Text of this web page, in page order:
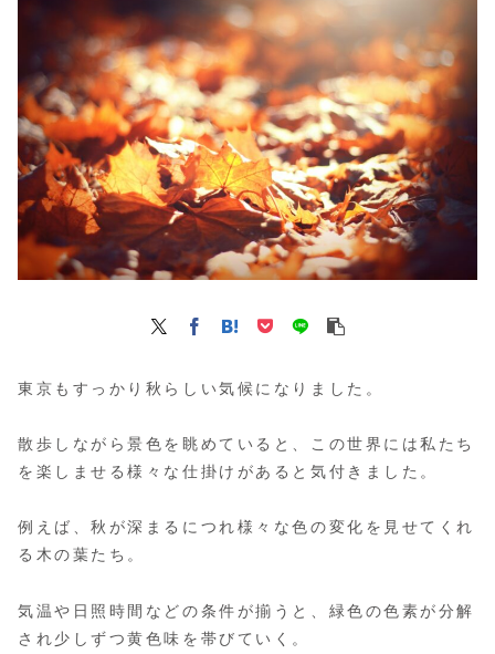
東京もすっかり秋らしい気候になりました。
散歩しながら景色を眺めていると、この世界には私たち
を楽しませる様々な仕掛けがあると気付きました。
例えば、秋が深まるにつれ様々な色の変化を見せてくれ
る木の葉たち。
気温や日照時間などの条件が揃うと、緑色の色素が分解
され少しずつ黄色味を帯びていく。